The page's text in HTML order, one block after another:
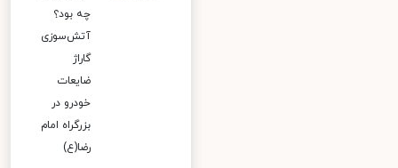
چه بود؟
آتش‌سوزی
گاراژ
ضایعات
خودرو در
بزرگراه امام
رضا(ع)